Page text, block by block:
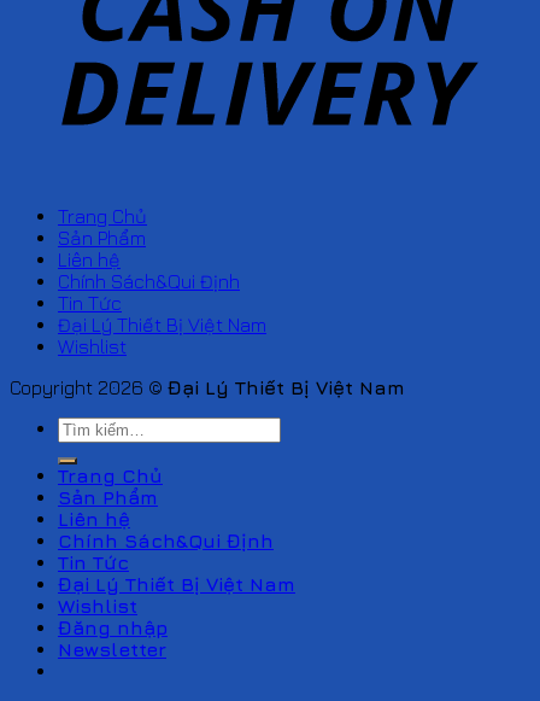
Trang Chủ
Sản Phẩm
Liên hệ
Chính Sách&Qui Định
Tin Tức
Đại Lý Thiết Bị Việt Nam
Wishlist
Copyright 2026 © Đại Lý Thiết Bị Việt Nam
Tìm
kiếm:
Trang Chủ
Sản Phẩm
Liên hệ
Chính Sách&Qui Định
Tin Tức
Đại Lý Thiết Bị Việt Nam
Wishlist
Đăng nhập
Newsletter